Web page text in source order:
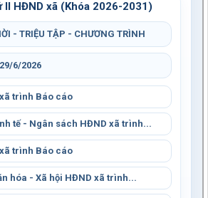
II HĐND xã (Khóa 2026-2031)
- TRIỆU TẬP - CHƯƠNG TRÌNH
6/2026
xã trình Báo cáo
tế - Ngân sách HĐND xã trình...
trình Báo cáo
hóa - Xã hội HĐND xã trình...